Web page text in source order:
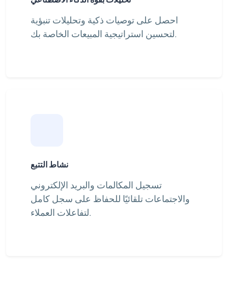
احصل على توصيات ذكية وتحليلات تنبؤية
لتحسين استراتيجية المبيعات الخاصة بك.
نشاط التتبع
تسجيل المكالمات والبريد الإلكتروني
والاجتماعات تلقائيًا للحفاظ على سجل كامل
لتفاعلات العملاء.